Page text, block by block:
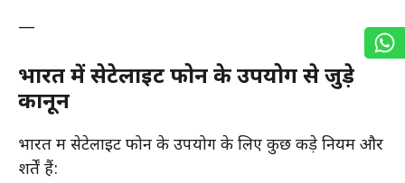
—
भारत में सेटेलाइट फोन के उपयोग से जुड़े
कानून
भारत में सेटेलाइट फोन के उपयोग के लिए कुछ कड़े नियम और
शर्तें हैं: